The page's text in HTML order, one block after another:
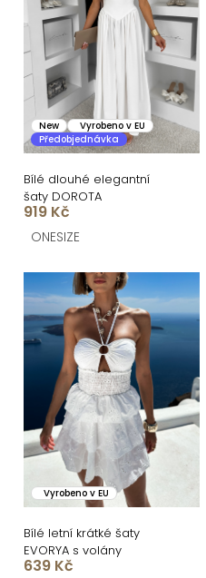
d
u
k
t
ů
i
s
p
r
o
d
u
k
ů
New
Vyrobeno v EU
Předobjednávka
Bílé dlouhé elegantní
šaty DOROTA
919 Kč
ONESIZE
Vyrobeno v EU
Bílé letní krátké šaty
EVORYA s volány
639 Kč